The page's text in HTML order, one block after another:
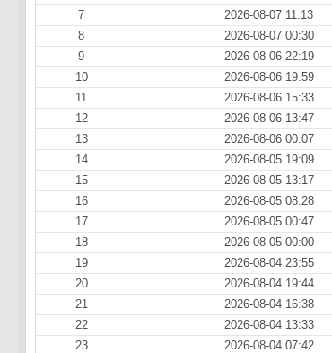
7
2026-08-07 11:13
8
2026-08-07 00:30
9
2026-08-06 22:19
10
2026-08-06 19:59
11
2026-08-06 15:33
12
2026-08-06 13:47
13
2026-08-06 00:07
14
2026-08-05 19:09
15
2026-08-05 13:17
16
2026-08-05 08:28
17
2026-08-05 00:47
18
2026-08-05 00:00
19
2026-08-04 23:55
20
2026-08-04 19:44
21
2026-08-04 16:38
22
2026-08-04 13:33
23
2026-08-04 07:42